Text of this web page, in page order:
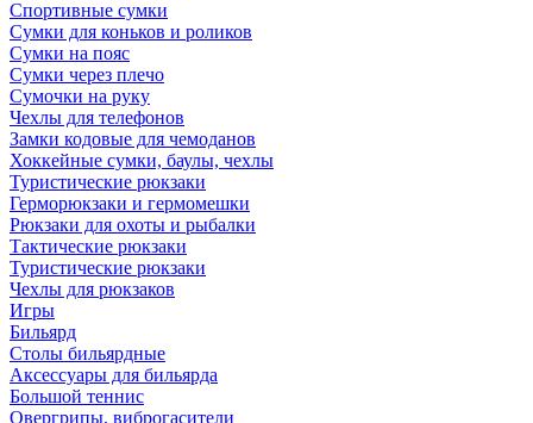
Спортивные сумки
Сумки для коньков и роликов
Сумки на пояс
Сумки через плечо
Сумочки на руку
Чехлы для телефонов
Замки кодовые для чемоданов
Хоккейные сумки, баулы, чехлы
Туристические рюкзаки
Герморюкзаки и гермомешки
Рюкзаки для охоты и рыбалки
Тактические рюкзаки
Туристические рюкзаки
Чехлы для рюкзаков
Игры
Бильярд
Столы бильярдные
Аксессуары для бильярда
Большой теннис
Овергрипы, виброгасители